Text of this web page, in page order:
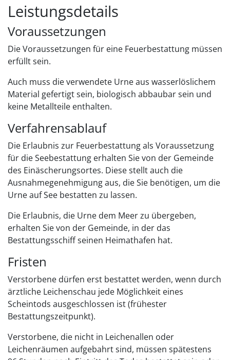
Leistungsdetails
Voraussetzungen
Die Voraussetzungen für eine Feuerbestattung müssen
erfüllt sein.
Auch muss die verwendete Urne aus wasserlöslichem
Material gefertigt sein, biologisch abbaubar sein und
keine Metallteile enthalten.
Verfahrensablauf
Die Erlaubnis zur Feuerbestattung als Voraussetzung
für die Seebestattung erhalten Sie von der Gemeinde
des Einäscherungsortes. Diese stellt auch die
Ausnahmegenehmigung aus, die Sie benötigen, um die
Urne auf See bestatten zu lassen.
Die Erlaubnis, die Urne dem Meer zu übergeben,
erhalten Sie von der Gemeinde, in der das
Bestattungsschiff seinen Heimathafen hat.
Fristen
Verstorbene dürfen erst bestattet werden, wenn durch
ärztliche Leichenschau jede Möglichkeit eines
Scheintods ausgeschlossen ist (frühester
Bestattungszeitpunkt).
Verstorbene, die nicht in Leichenallen oder
Leichenräumen aufgebahrt sind, müssen spätestens